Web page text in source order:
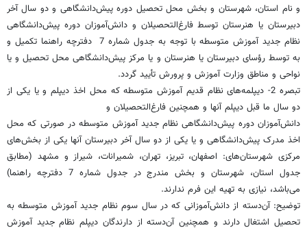
‌و نام‌ استان‌، شهرستان‌ و بخش‌ محل‌ تحصیل‌ دوره‌ پیش‌دانشگاهی‌ و دو سال‌ آخر
دبیرستان‌ یا هنرستان‌ توسط فارغ‌التحصیلان‌ و دانش‌آموزان‌ دوره‌ پیش‌دانشگاهی‌
نظام‌ جدید آموزش‌ متوسطه‌ با توجه‌ به‌ جدول‌ شماره‌ 7 ‌ دفترچه‌ راهنما تکمیل‌ و
به‌ توسط رؤسای‌ دبیرستان‌ یا هنرستان‌ و یا مرکز پیش‌دانشگاهی‌ محل‌ تحصیل‌ و یا
نواحی‌ و مناطق‌ وزارت‌ آموزش‌ و پرورش‌ تأیید گردد.
تبصره ‌2- دیپلمه‌های‌ نظام‌ قدیم‌ آموزش‌ متوسطه‌ که‌ محل‌ اخذ دیپلم‌ و یا یکی‌ از
دو سال‌ ما قبل‌ دیپلم‌ آنها و همچنین‌ فارغ‌التحصیلان‌ و
دانش‌آموزان‌ دوره‌ پیش‌دانشگاهی‌ نظام‌ جدید آموزش‌ متوسطه‌ در صورتی‌ که‌ محل‌
اخذ مدرک‌ پیش‌دانشگاهی‌ و یا یکی‌ از دو سال‌ آخر دبیرستان‌ آنها یکی‌ از بخش‌های‌
مرکزی‌ شهرستان‌های‌: اصفهان‌، تبریز، تهران‌، شمیرانات‌، شیراز و مشهد (مطابق‌
جدول‌ استان‌، شهرستان‌ و بخش‌ مندرج‌ در جدول شماره 7 دفترچه‌ راهنما)
می‌باشد، نیازی‌ به‌ تهیه این فرم ندارند.
توضیح‌: آن‌دسته ‌از دانش‌آموزانی ‌که ‌در سال‌ سوم‌ نظام‌ جدید آموزش‌ متوسطه‌ به‌
تحصیل‌ اشتغال‌ دارند و همچنین‌ آن‌دسته‌ از دارندگان‌ دیپلم‌ نظام‌ جدید آموزش‌